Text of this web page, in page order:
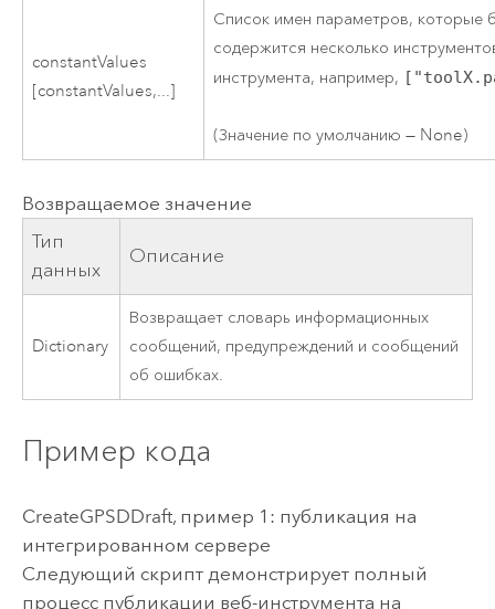
constantValues
[constantValues,...]
Список имен параметров, которые
содержится несколько
инструмента, например,
(Значение по умолчанию — None)
Возвращаемое значение
Тип
данных
Описание
Dictionary
Возвращает словарь информационных
сообщений, предупреждений и сообщений
об ошибках.
Пример кода
CreateGPSDDraft, пример 1: публикация на
интегрированном сервере
Следующий скрипт демонстрирует полный
процесс публикации веб-инструмента на